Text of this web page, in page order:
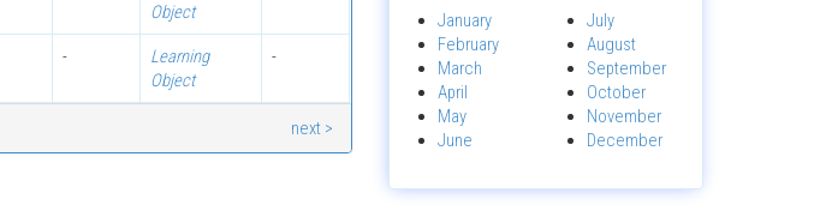
Object
-
Learning
Object
-
next >
January
February
March
April
May
June
July
August
September
October
November
December